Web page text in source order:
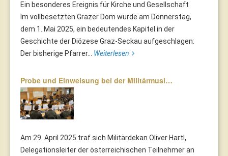
Ein besonderes Ereignis für Kirche und Gesellschaft
Im vollbesetzten Grazer Dom wurde am Donnerstag,
dem 1. Mai 2025, ein bedeutendes Kapitel in der
Geschichte der Diözese Graz-Seckau aufgeschlagen:
Der bisherige Pfarrer... Weiterlesen
Probe und Einweisung bei der Militärmusi…
Am 29. April 2025 traf sich Militärdekan Oliver Hartl,
Delegationsleiter der österreichischen Teilnehmer an